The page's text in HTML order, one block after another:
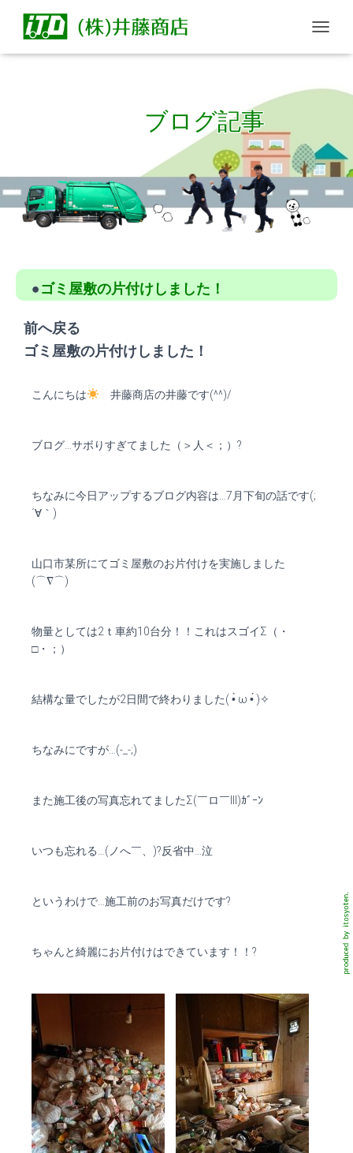
O
A
V
I
G
Published byseijion2020年8月13日
ブログ記事
●ゴミ屋敷の片付けしました！
前へ戻る
ゴミ屋敷の片付けしました！
こんにちは 井藤商店の井藤です(^^)/
ブログ…サボりすぎてました（＞人＜；）?
ちなみに今日アップするブログ内容は…7月下旬の話です(;
´∀｀)
山口市某所にてゴミ屋敷のお片付けを実施しました
(⌒∇⌒)
物量としては2ｔ車約10台分！！これはスゴイΣ（・
□・；）
結構な量でしたが2日間で終わりました( •̀ ω •́ )✧
ちなみにですが…(-_-;)
また施工後の写真忘れてましたΣ(￣ロ￣lll)ｶﾞｰﾝ
いつも忘れる…(ノへ￣、)?反省中…泣
というわけで…施工前のお写真だけです?
ちゃんと綺麗にお片付けはできています！！?